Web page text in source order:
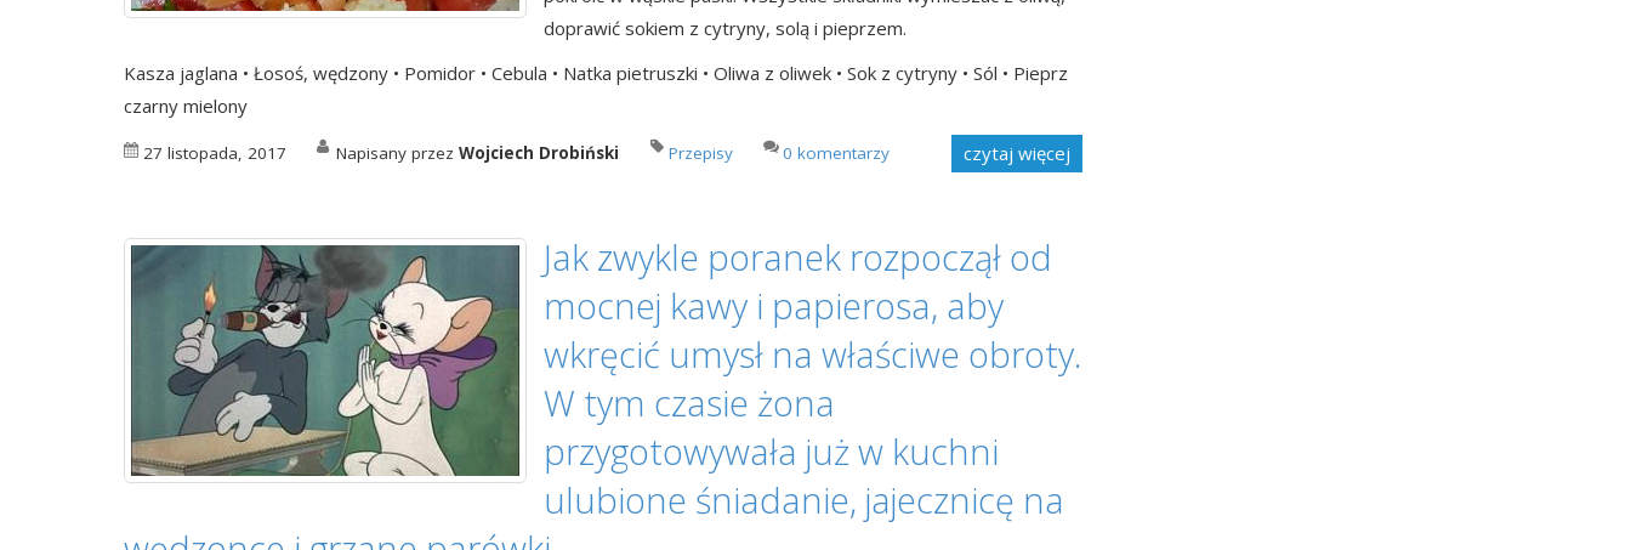
doprawić sokiem z cytryny, solą i pieprzem.
Kasza jaglana • Łosoś, wędzony • Pomidor • Cebula • Natka pietruszki • Oliwa z oliwek • Sok z cytryny • Sól • Pieprz
czarny mielony
27 listopada, 2017 Napisany przez Wojciech Drobiński Przepisy 0 komentarzy czytaj więcej
Jak zwykle poranek rozpoczął od
mocnej kawy i papierosa, aby
wkręcić umysł na właściwe obroty.
W tym czasie żona
przygotowywała już w kuchni
ulubione śniadanie, jajecznicę na